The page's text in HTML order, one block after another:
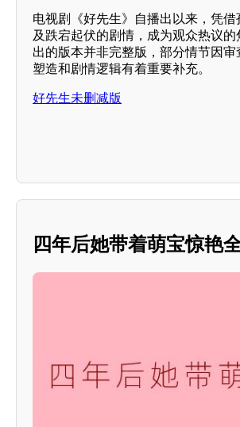
电视剧《好先生》自播出以来，凭
及跌宕起伏的剧情，成为观众热议
出的版本并非完整版，部分情节因
塑造和剧情逻辑有着重要补充。
好先生未删减版
四年后她带着萌宝惊艳